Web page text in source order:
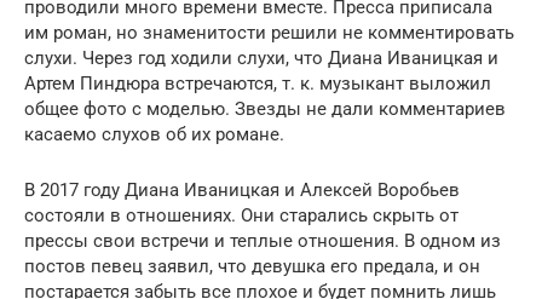
проводили много времени вместе. Пресса приписала
им роман, но знаменитости решили не комментировать
слухи. Через год ходили слухи, что Диана Иваницкая и
Артем Пиндюра встречаются, т. к. музыкант выложил
общее фото с моделью. Звезды не дали комментариев
касаемо слухов об их романе.
В 2017 году Диана Иваницкая и Алексей Воробьев
состояли в отношениях. Они старались скрыть от
прессы свои встречи и теплые отношения. В одном из
постов певец заявил, что девушка его предала, и он
постарается забыть все плохое и будет помнить лишь